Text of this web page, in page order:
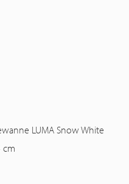
LUMA Snow White
cm